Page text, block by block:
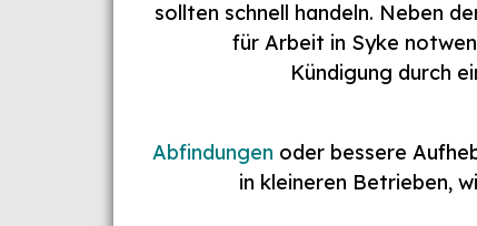
sollten schnell handeln. Neben
für Arbeit in Syke
Kündigung durch
Abfindungen oder bessere
in kleineren Betrieben,